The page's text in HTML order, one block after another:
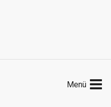
Menü